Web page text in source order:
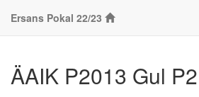
Ersans Pokal 22/23
ÄAIK P2013 Gul